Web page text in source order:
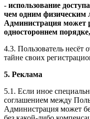
- использование
чем одним физическим
Администрация может
одностороннем
4.3. Пользователь несёт
тайне своих
5. Реклама
5.1. Если иное
соглашением между
Администрация может